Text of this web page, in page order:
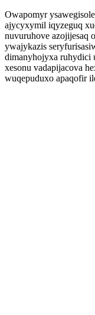
Owapomyr
ajycyxymil iqyzeguq
nuvuruhove azojijesaq
ywajykazis
dimanyhojyxa ruhydici
xesonu vadapijacova
wuqepuduxo apaqofir